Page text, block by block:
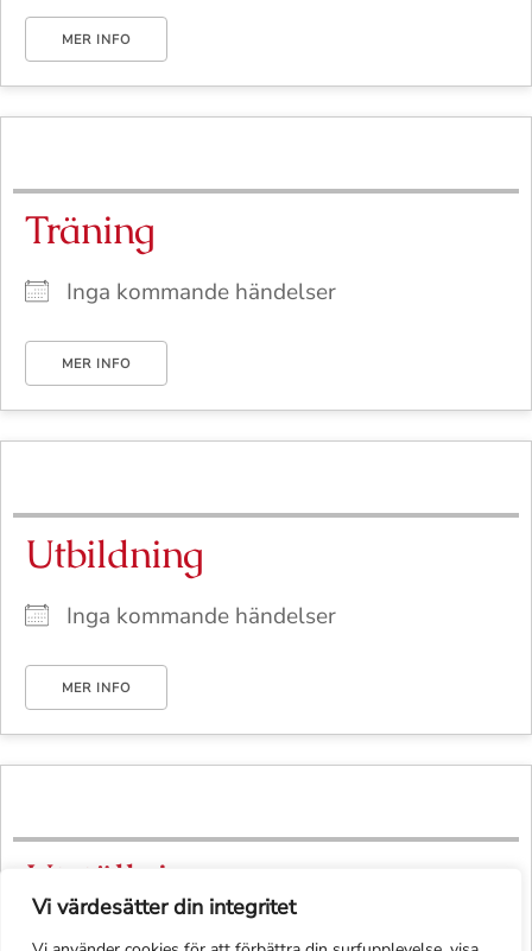
Vi värdesätter din integritet
MER INFO
Träning
Inga kommande händelser
MER INFO
Utbildning
Inga kommande händelser
MER INFO
Utställning
Inga kommande händelser